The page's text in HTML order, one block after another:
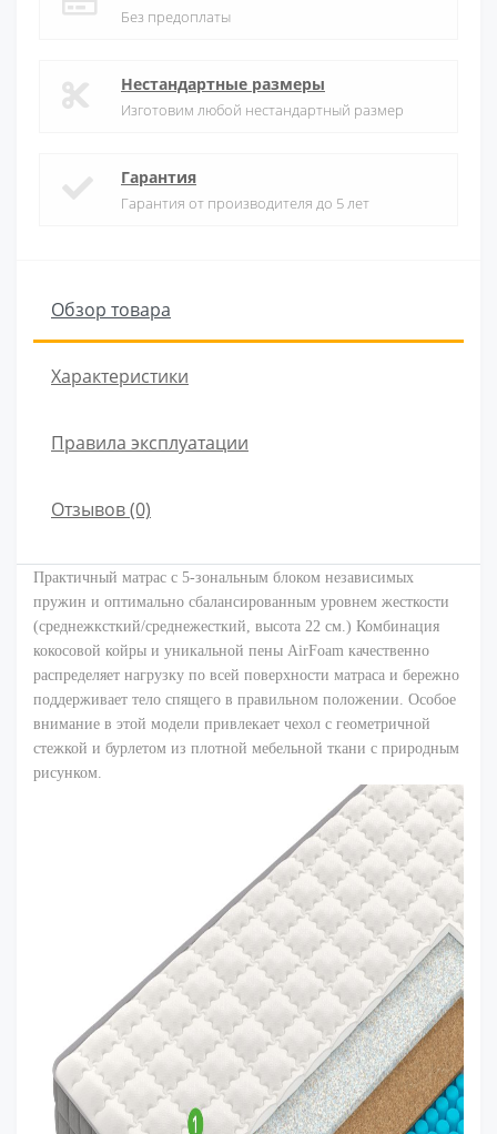
Без предоплаты
Нестандартные размеры
Изготовим любой нестандартный размер
Гарантия
Гарантия от производителя до 5 лет
Обзор товара
Характеристики
Правила эксплуатации
Отзывов (0)
Практичный матрас с 5-зональным блоком независимых
пружин и оптимально сбалансированным уровнем жесткости
(среднежксткий/среднежесткий, высота 22 см.) Комбинация
кокосовой койры и уникальной пены AirFoam качественно
распределяет нагрузку по всей поверхности матраса и бережно
поддерживает тело спящего в правильном положении. Особое
внимание в этой модели привлекает чехол с геометричной
стежкой и бурлетом из плотной мебельной ткани с природным
рисунком.